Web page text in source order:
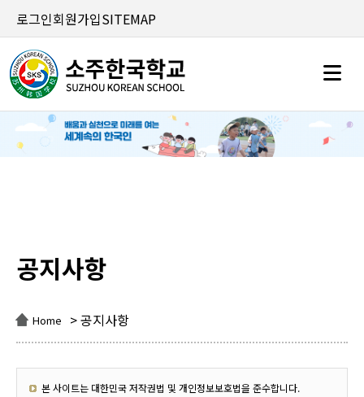
로그인회원가입SITEMAP
공지사항
Home > 공지사항
본 사이트는 대한민국 저작권법 및 개인정보보호법을 준수합니다.